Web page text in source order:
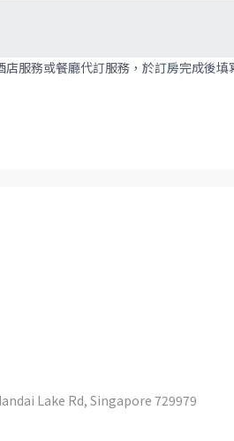
店服務或餐廳代訂服務，於訂房完成後
Lake Rd, Singapore 729979